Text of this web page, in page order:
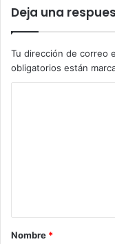
Deja una
Tu dirección de correo
obligatorios están
a
r
Nombre *